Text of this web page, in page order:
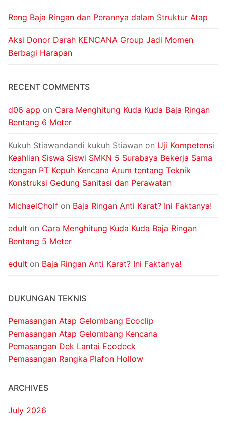
Reng Baja Ringan dan Perannya dalam Struktur Atap
Aksi Donor Darah KENCANA Group Jadi Momen
Berbagi Harapan
RECENT COMMENTS
d06 app on Cara Menghitung Kuda Kuda Baja Ringan
Bentang 6 Meter
Kukuh Stiawandandi kukuh Stiawan on Uji Kompetensi
Keahlian Siswa Siswi SMKN 5 Surabaya Bekerja Sama
dengan PT Kepuh Kencana Arum tentang Teknik
Konstruksi Gedung Sanitasi dan Perawatan
MichaelCholf on Baja Ringan Anti Karat? Ini Faktanya!
edult on Cara Menghitung Kuda Kuda Baja Ringan
Bentang 5 Meter
edult on Baja Ringan Anti Karat? Ini Faktanya!
DUKUNGAN TEKNIS
Pemasangan Atap Gelombang Ecoclip
Pemasangan Atap Gelombang Kencana
Pemasangan Dek Lantai Ecodeck
Pemasangan Rangka Plafon Hollow
ARCHIVES
July 2026